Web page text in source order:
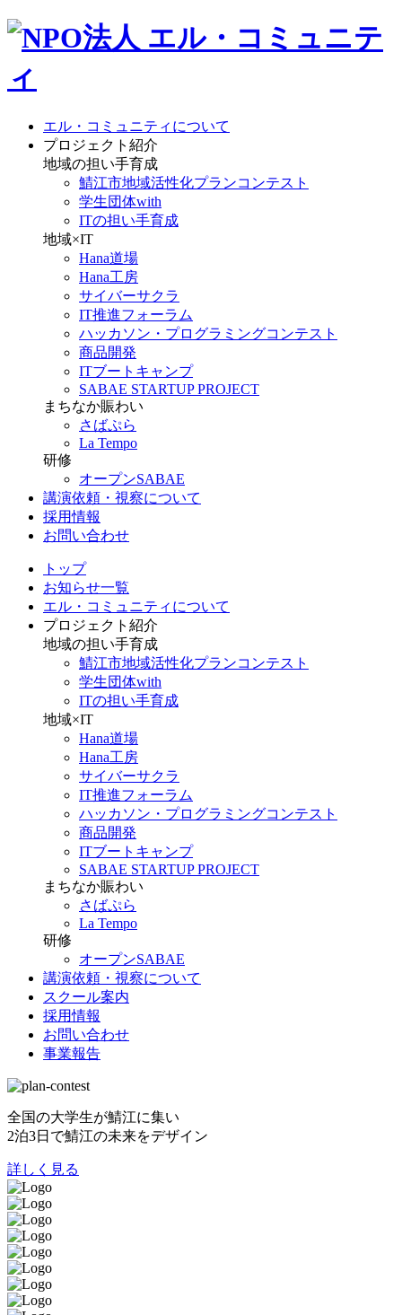
エル・コミュニティについて
プロジェクト紹介
地域の担い手育成
鯖江市地域活性化プランコンテスト
学生団体with
ITの担い手育成
地域×IT
Hana道場
Hana工房
サイバーサクラ
IT推進フォーラム
ハッカソン・プログラミングコンテスト
商品開発
ITブートキャンプ
SABAE STARTUP PROJECT
まちなか賑わい
さばぷら
La Tempo
研修
オープンSABAE
講演依頼・視察について
採用情報
お問い合わせ
トップ
お知らせ一覧
エル・コミュニティについて
プロジェクト紹介
地域の担い手育成
鯖江市地域活性化プランコンテスト
学生団体with
ITの担い手育成
地域×IT
Hana道場
Hana工房
サイバーサクラ
IT推進フォーラム
ハッカソン・プログラミングコンテスト
商品開発
ITブートキャンプ
SABAE STARTUP PROJECT
まちなか賑わい
さばぷら
La Tempo
研修
オープンSABAE
講演依頼・視察について
スクール案内
採用情報
お問い合わせ
事業報告
全国の大学生が鯖江に集い
2泊3日で鯖江の未来をデザイン
詳しく見る